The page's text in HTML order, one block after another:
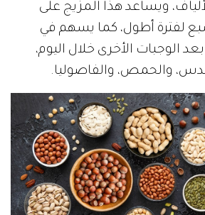
ويساعد هذا المزيج على
لفترة أطول، كما يسهم في
الوجبات الأخرى خلال اليوم،
والحمص، والفاصوليا.